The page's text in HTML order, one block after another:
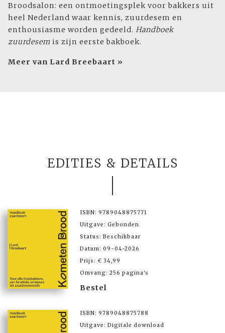
Broodsalon: een ontmoetingsplek voor bakkers uit
heel Nederland waar kennis, zuurdesem en
enthousiasme worden gedeeld. Handboek
zuurdesem is zijn eerste bakboek.
Meer van Lard Breebaart »
EDITIES & DETAILS
ISBN: 9789048875771
Uitgave: Gebonden
Status: Beschikbaar
Datum: 09-04-2026
Prijs: € 34,99
Omvang: 256 pagina's
Bestel
ISBN: 9789048875788
Uitgave: Digitale download